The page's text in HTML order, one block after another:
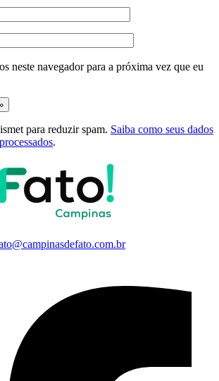
neste navegador para a próxima vez que eu
para reduzir spam. Saiba como seus dados
.